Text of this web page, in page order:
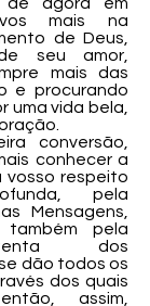
vos mais na
de Deus,
seu amor,
mais das
e procurando
uma vida bela,
conversão,
conhecer a
vosso respeito
pela
Mensagens,
pela
dos
dão todos os
dos quais
assim,